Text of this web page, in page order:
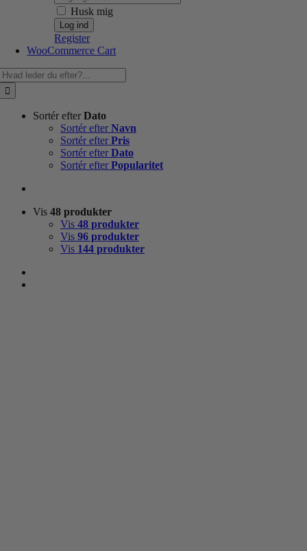
Husk mig
Register
WooCommerce Cart
Sortér efter Dato
Sortér efter Navn
Sortér efter Pris
Sortér efter Dato
Sortér efter Popularitet
Vis 48 produkter
Vis 48 produkter
Vis 96 produkter
Vis 144 produkter